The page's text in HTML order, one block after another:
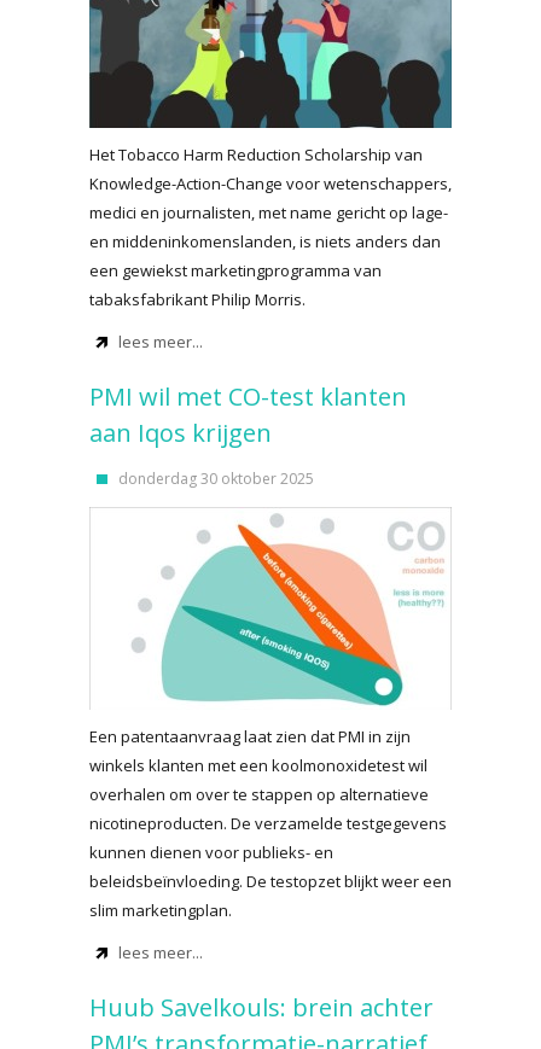
Het Tobacco Harm Reduction Scholarship van
Knowledge-Action-Change voor wetenschappers,
medici en journalisten, met name gericht op lage-
en middeninkomenslanden, is niets anders dan
een gewiekst marketingprogramma van
tabaksfabrikant Philip Morris.
lees meer...
PMI wil met CO-test klanten
aan Iqos krijgen
donderdag 30 oktober 2025
Een patentaanvraag laat zien dat PMI in zijn
winkels klanten met een koolmonoxidetest wil
overhalen om over te stappen op alternatieve
nicotineproducten. De verzamelde testgegevens
kunnen dienen voor publieks- en
beleidsbeïnvloeding. De testopzet blijkt weer een
slim marketingplan.
lees meer...
Huub Savelkouls: brein achter